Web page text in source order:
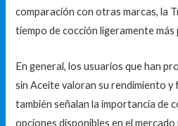
comparación con otras marcas, la
tiempo de cocción ligeramente
En general, los usuarios que han
sin Aceite valoran su rendimiento y
también señalan la importancia de
opciones disponibles en el